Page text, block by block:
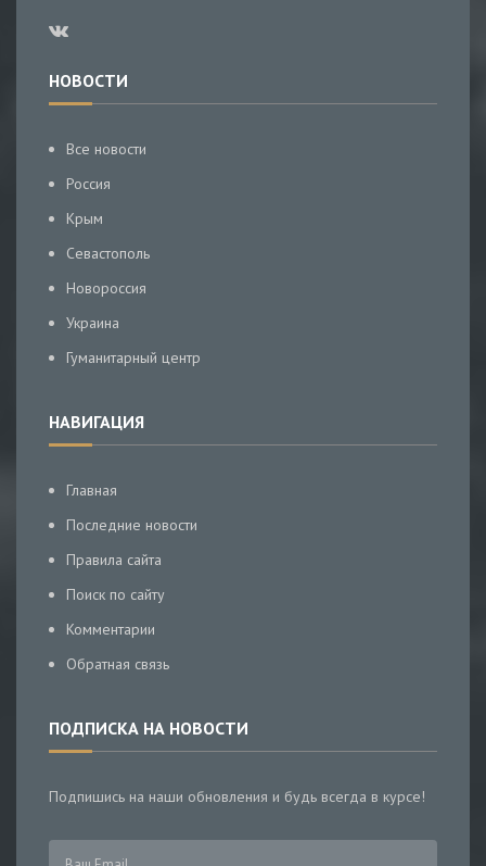
НОВОСТИ
Все новости
Россия
Крым
Севастополь
Новороссия
Украина
Гуманитарный центр
НАВИГАЦИЯ
Главная
Последние новости
Правила сайта
Поиск по сайту
Комментарии
Обратная связь
ПОДПИСКА НА НОВОСТИ
Подпишись на наши обновления и будь всегда в курсе!